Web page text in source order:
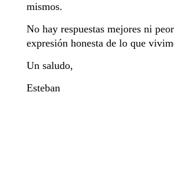
mismos.
No hay respuestas mejores ni
expresión honesta de lo que
Un saludo,
Esteban